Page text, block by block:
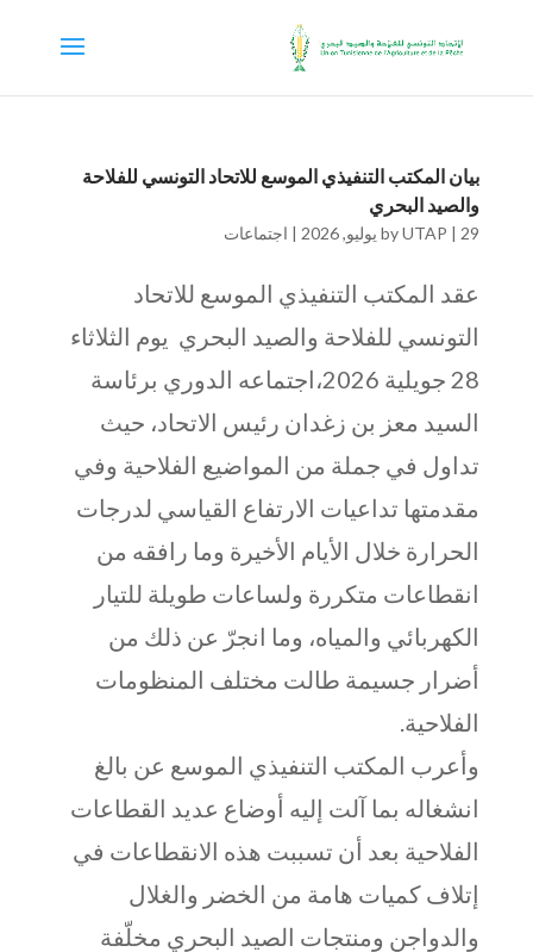
بيان المكتب التنفيذي الموسع للاتحاد التونسي للفلاحة
والصيد البحري
byUTAP | 29 يوليو, 2026 | اجتماعات
عقد المكتب التنفيذي الموسع للاتحاد
التونسي للفلاحة والصيد البحري يوم الثلاثاء
28 جويلية 2026،اجتماعه الدوري برئاسة
السيد معز بن زغدان رئيس الاتحاد، حيث
تداول في جملة من المواضيع الفلاحية وفي
مقدمتها تداعيات الارتفاع القياسي لدرجات
الحرارة خلال الأيام الأخيرة وما رافقه من
انقطاعات متكررة ولساعات طويلة للتيار
الكهربائي والمياه، وما انجرّ عن ذلك من
أضرار جسيمة طالت مختلف المنظومات
الفلاحية.
وأعرب المكتب التنفيذي الموسع عن بالغ
انشغاله بما آلت إليه أوضاع عديد القطاعات
الفلاحية بعد أن تسببت هذه الانقطاعات في
إتلاف كميات هامة من الخضر والغلال
والدواجن ومنتجات الصيد البحري مخلّفة